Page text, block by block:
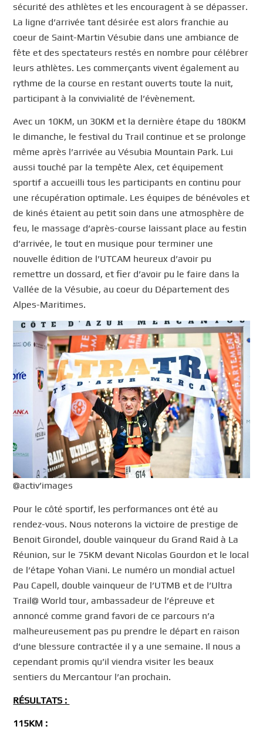
sécurité des athlètes et les encouragent à se dépasser.
La ligne d’arrivée tant désirée est alors franchie au
coeur de Saint-Martin Vésubie dans une ambiance de
fête et des spectateurs restés en nombre pour célébrer
leurs athlètes. Les commerçants vivent également au
rythme de la course en restant ouverts toute la nuit,
participant à la convivialité de l’évènement.
Avec un 10KM, un 30KM et la dernière étape du 180KM
le dimanche, le festival du Trail continue et se prolonge
même après l’arrivée au Vésubia Mountain Park. Lui
aussi touché par la tempête Alex, cet équipement
sportif a accueilli tous les participants en continu pour
une récupération optimale. Les équipes de bénévoles et
de kinés étaient au petit soin dans une atmosphère de
feu, le massage d’après-course laissant place au festin
d’arrivée, le tout en musique pour terminer une
nouvelle édition de l’UTCAM heureux d’avoir pu
remettre un dossard, et fier d’avoir pu le faire dans la
Vallée de la Vésubie, au coeur du Département des
Alpes-Maritimes.
@activ’images
Pour le côté sportif, les performances ont été au
rendez-vous. Nous noterons la victoire de prestige de
Benoit Girondel, double vainqueur du Grand Raid à La
Réunion, sur le 75KM devant Nicolas Gourdon et le local
de l’étape Yohan Viani. Le numéro un mondial actuel
Pau Capell, double vainqueur de l’UTMB et de l’Ultra
Trail@ World tour, ambassadeur de l’épreuve et
annoncé comme grand favori de ce parcours n’a
malheureusement pas pu prendre le départ en raison
d’une blessure contractée il y a une semaine. Il nous a
cependant promis qu’il viendra visiter les beaux
sentiers du Mercantour l’an prochain.
RÉSULTATS :
115KM :